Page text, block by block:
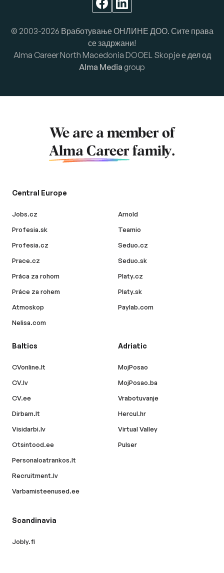
© 2003-2026 Вработување ОНЛИНЕ ДОО. Сите права
се задржани!
Alma Career North Macedonia DOOEL Skopje е дел од
Alma Media group
We are a member of
Alma Career family.
Central Europe
Jobs.cz
Profesia.sk
Profesia.cz
Prace.cz
Práca za rohom
Práce za rohem
Atmoskop
Nelisa.com
Arnold
Teamio
Seduo.cz
Seduo.sk
Platy.cz
Platy.sk
Paylab.com
Baltics
CVonline.lt
CV.lv
CV.ee
Dirbam.lt
Visidarbi.lv
Otsintood.ee
Personaloatrankos.lt
Recruitment.lv
Varbamisteenused.ee
Adriatic
MojPosao
MojPosao.ba
Vrabotuvanje
Hercul.hr
Virtual Valley
Pulser
Scandinavia
Jobly.fi